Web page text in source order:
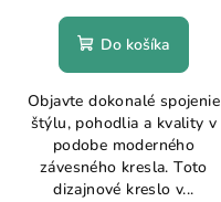
Do košíka
Objavte dokonalé spojenie
štýlu, pohodlia a kvality v
podobe moderného
závesného kresla. Toto
dizajnové kreslo v...